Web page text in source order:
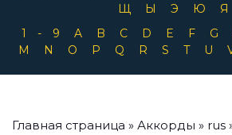
Щ
Ы Э Ю
Я
1-9
A B C D E F G
M
N O P Q R S T U
Главная страница » Аккорды » rus